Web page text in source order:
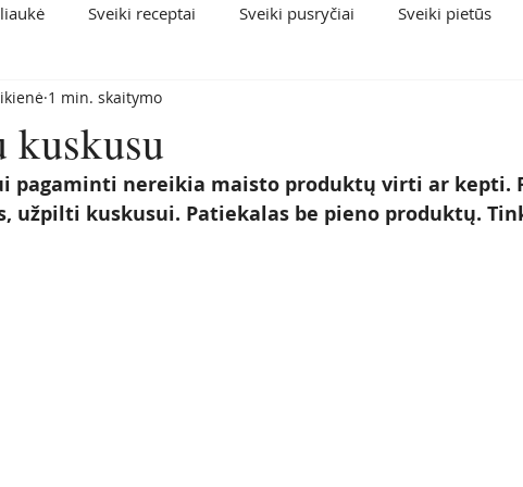
Sveiki receptai Sveiki pusryčiai Sveiki pietūs
kuskusu
1 min. skaitymo
pagaminti nereikia maisto produktų virti ar kepti.
užpilti kuskusui. Patiekalas be pieno produktų.